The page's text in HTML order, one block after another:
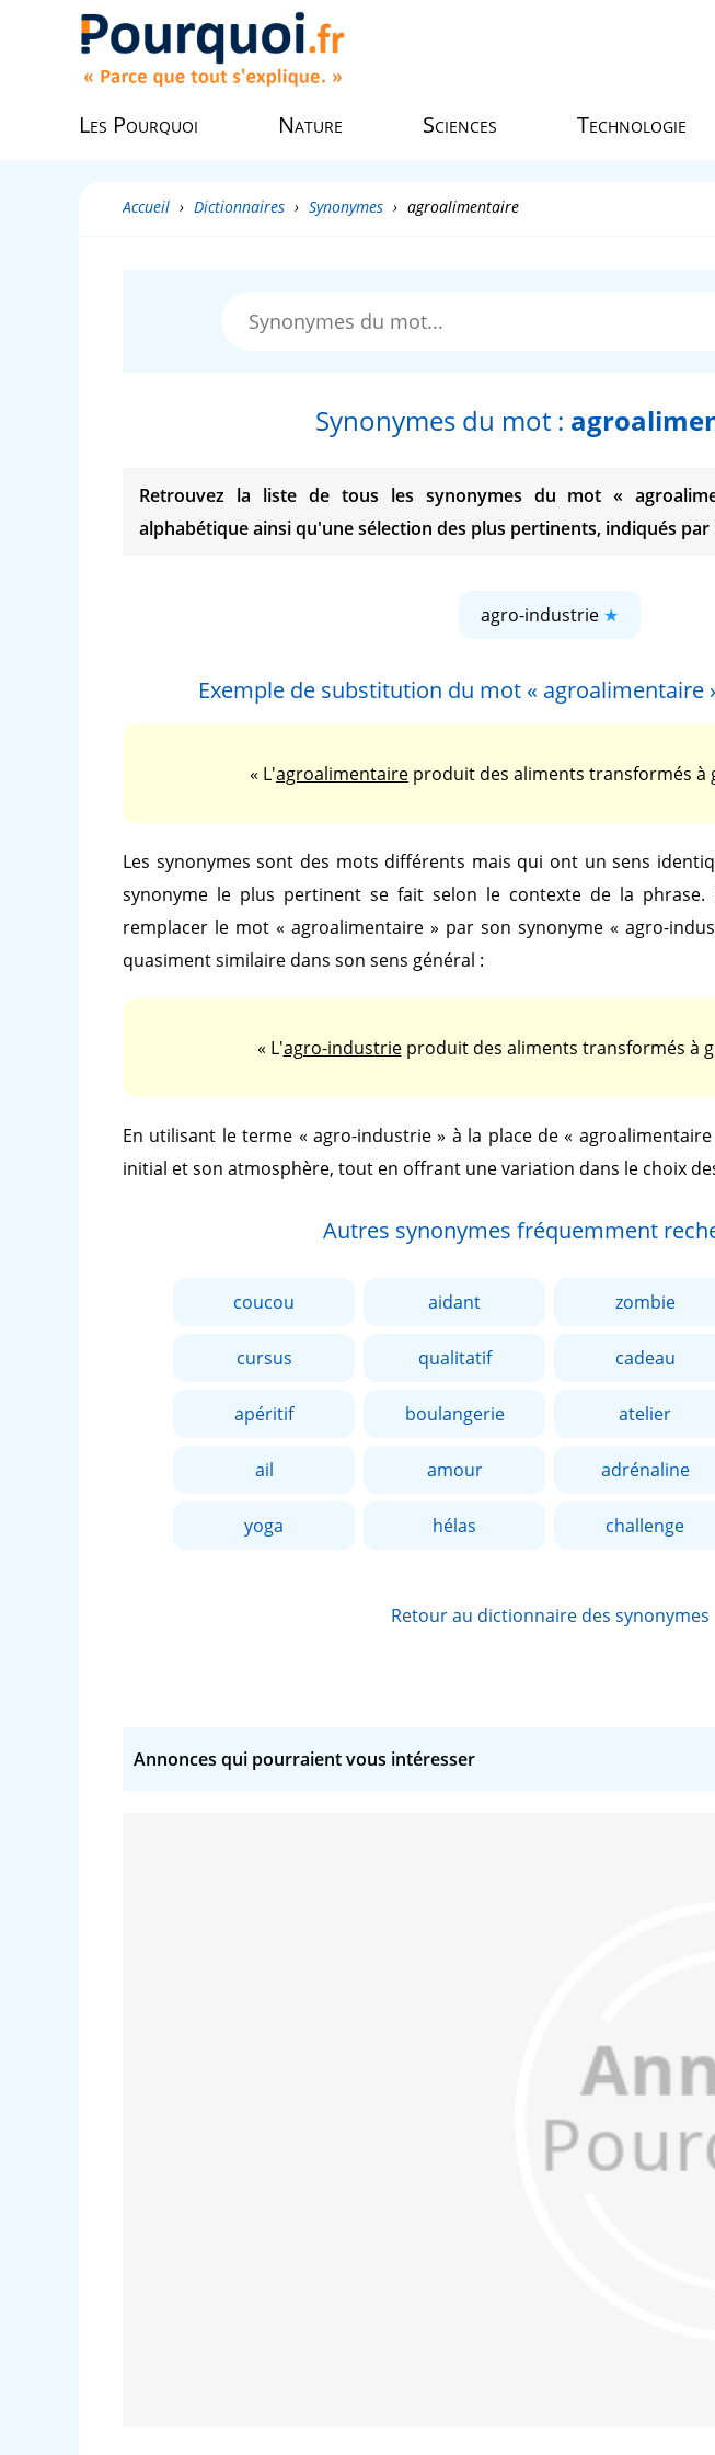
Les Pourquoi Nature Sciences Technologie
Accueil › Dictionnaires › Synonymes › agroalimentaire
Synonymes du mot :
Retrouvez la liste de tous les synonymes du mot«
alphabétique ainsi qu'une sélection des plus pertinents, indiqués par
agro-industrie
Exemple de substitution du mot « agroalimentaire
« L'agroalimentaire produit des aliments transformés à
Les synonymes sont des mots différents mais qui ont un sens
synonyme le plus pertinent se fait selon le contexte de la
remplacer le mot « agroalimentaire » par son synonyme « agro-
quasiment similaire dans son sens général :
« L'agro-industrieproduit des aliments transformés à
En utilisant le terme « agro-industrie » à la place de« agroalimentaire
initial et son atmosphère, tout en offrant une variation dans le choix
Autres synonymes fréquemment
coucou aidant zombie
cursus qualitatif cadeau
apéritif boulangerie atelier
ail amour adrénaline
yoga hélas challenge
Retour au dictionnaire des synonymes
Annonces qui pourraient vous intéresser